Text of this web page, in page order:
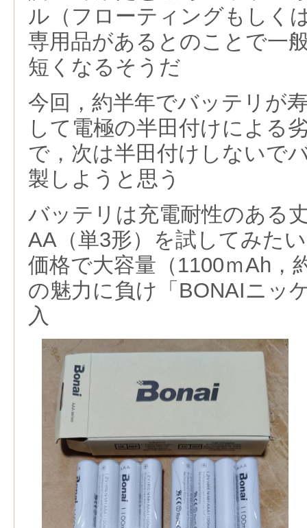
ル（フローティングもしく
専用品があるとのことで一
短くなるそうだ
今回，約半年でバッテリが
して電極の半田付けによる
で，次は半田付けしないで
製しようと思う
バッテリは充電耐性のある
AA（単3形）を試してみた
価格で大容量（1100ｍAh，
の魅力に負け「BONAIニッ
入